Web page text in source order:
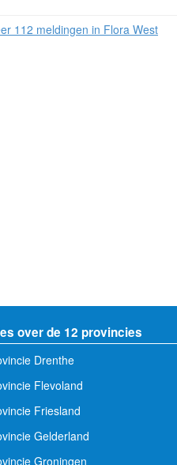
112 meldingen in Flora West
over de 12 provincies
Drenthe
Flevoland
Friesland
Gelderland
Groningen